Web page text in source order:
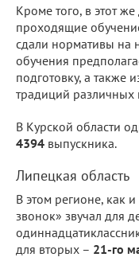
Кроме того, в этот
проходящие
сдали нормативы на
обучения
подготовку, а также
традиций различных
В Курской области
4394 выпускника.
Липецкая область
В этом регионе, как
звонок» звучал для
для вторых – 21-го